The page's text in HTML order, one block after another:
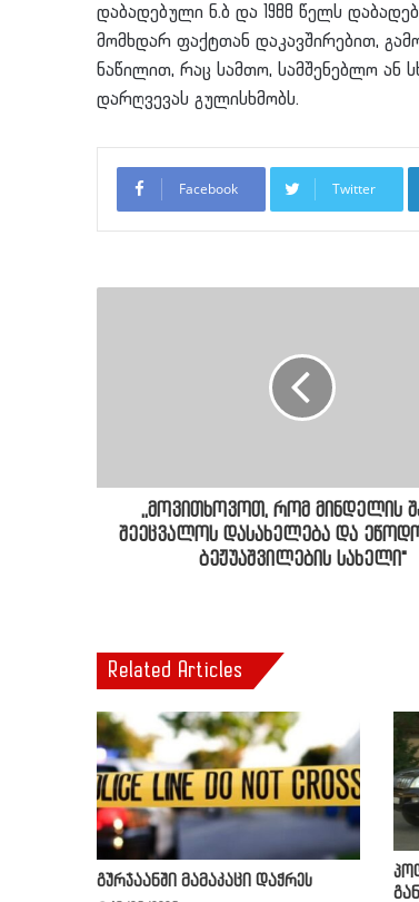
დაბადებული ნ.ბ და 1988 წელს
მომხდარ ფაქტთან დაკავშირებით,
ნაწილით, რაც სამთო, სამშენებლო ან
დარღვევას გულისხმობს.
Facebook Twitter
,,მოვითხოვოთ, რომ მინდელის
შეეცვალოს დასახელება და
ბეჟუაშვილების სახელი"
Related Articles
გურჯაანში მამაკაცი დაჭრეს